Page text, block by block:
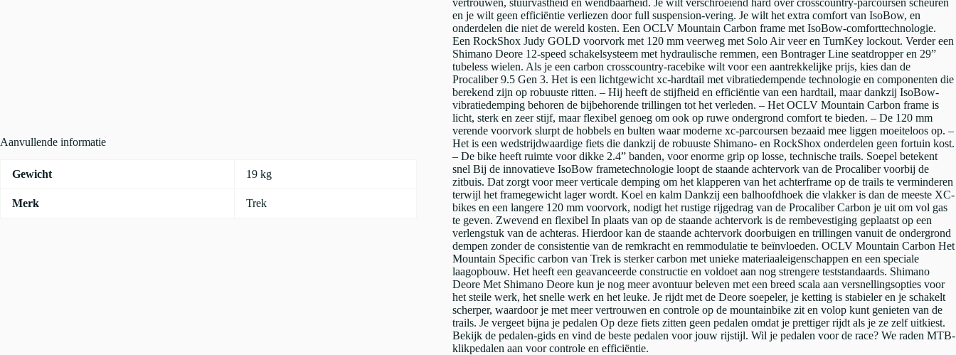
en je wilt geen efficiëntie verliezen door full suspension-vering. Je wilt het extra comfort van IsoBow, en
onderdelen die niet de wereld kosten. Een OCLV Mountain Carbon frame met IsoBow-comforttechnologie.
Een RockShox Judy GOLD voorvork met 120 mm veerweg met Solo Air veer en TurnKey lockout. Verder een
Shimano Deore 12-speed schakelsysteem met hydraulische remmen, een Bontrager Line seatdropper en 29”
tubeless wielen. Als je een carbon crosscountry-racebike wilt voor een aantrekkelijke prijs, kies dan de
Procaliber 9.5 Gen 3. Het is een lichtgewicht xc-hardtail met vibratiedempende technologie en componenten die
berekend zijn op robuuste ritten. – Hij heeft de stijfheid en efficiëntie van een hardtail, maar dankzij IsoBow-
vibratiedemping behoren de bijbehorende trillingen tot het verleden. – Het OCLV Mountain Carbon frame is
licht, sterk en zeer stijf, maar flexibel genoeg om ook op ruwe ondergrond comfort te bieden. – De 120 mm
verende voorvork slurpt de hobbels en bulten waar moderne xc-parcoursen bezaaid mee liggen moeiteloos op. –
Het is een wedstrijdwaardige fiets die dankzij de robuuste Shimano- en RockShox onderdelen geen fortuin kost.
– De bike heeft ruimte voor dikke 2.4” banden, voor enorme grip op losse, technische trails. Soepel betekent
snel Bij de innovatieve IsoBow frametechnologie loopt de staande achtervork van de Procaliber voorbij de
zitbuis. Dat zorgt voor meer verticale demping om het klapperen van het achterframe op de trails te verminderen
terwijl het framegewicht lager wordt. Koel en kalm Dankzij een balhoofdhoek die vlakker is dan de meeste XC-
bikes en een langere 120 mm voorvork, nodigt het rustige rijgedrag van de Procaliber Carbon je uit om vol gas
te geven. Zwevend en flexibel In plaats van op de staande achtervork is de rembevestiging geplaatst op een
verlengstuk van de achteras. Hierdoor kan de staande achtervork doorbuigen en trillingen vanuit de ondergrond
dempen zonder de consistentie van de remkracht en remmodulatie te beïnvloeden. OCLV Mountain Carbon Het
Mountain Specific carbon van Trek is sterker carbon met unieke materiaaleigenschappen en een speciale
laagopbouw. Het heeft een geavanceerde constructie en voldoet aan nog strengere teststandaards. Shimano
Deore Met Shimano Deore kun je nog meer avontuur beleven met een breed scala aan versnellingsopties voor
het steile werk, het snelle werk en het leuke. Je rijdt met de Deore soepeler, je ketting is stabieler en je schakelt
scherper, waardoor je met meer vertrouwen en controle op de mountainbike zit en volop kunt genieten van de
trails. Je vergeet bijna je pedalen Op deze fiets zitten geen pedalen omdat je prettiger rijdt als je ze zelf uitkiest.
Bekijk de pedalen-gids en vind de beste pedalen voor jouw rijstijl. Wil je pedalen voor de race? We raden MTB-
klikpedalen aan voor controle en efficiëntie.
Aanvullende informatie
Gewicht 19 kg
Merk Trek